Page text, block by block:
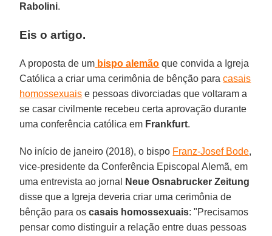
Rabolini.
Eis o artigo.
A proposta de um bispo alemão que convida a Igreja
Católica a criar uma cerimônia de bênção paracasais
homossexuais e pessoas divorciadas que voltaram a
se casar civilmente recebeu certa aprovação durante
uma conferência católica em Frankfurt.
No início de janeiro (2018), o bispo Franz-Josef Bode,
vice-presidente da Conferência Episcopal Alemã, em
uma entrevista ao jornal
Neue Osnabrucker Zeitung
disse que a Igreja deveria criar uma cerimônia de
bênção para oscasais homossexuais: "Precisamos
pensar como distinguir a relação entre duas pessoas